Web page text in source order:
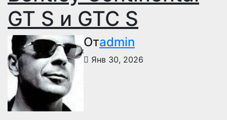
GT S и GTC S
Отadmin
Янв 30, 2026